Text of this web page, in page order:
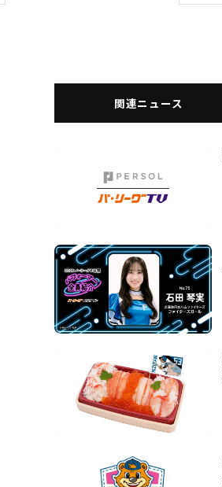
関連ニュース